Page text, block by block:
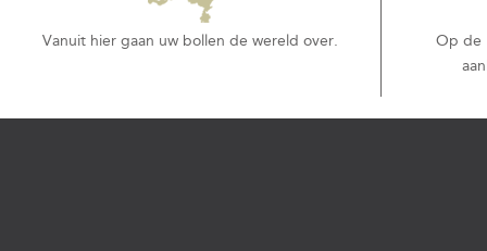
Vanuit hier gaan uw bollen de wereld over.
Op de